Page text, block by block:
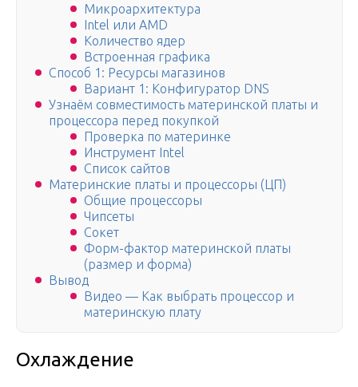
Микроархитектура
Intel или AMD
Количество ядер
Встроенная графика
Способ 1: Ресурсы магазинов
Вариант 1: Конфигуратор DNS
Узнаём совместимость материнской платы и
процессора перед покупкой
Проверка по материнке
Инструмент Intel
Список сайтов
Материнские платы и процессоры (ЦП)
Общие процессоры
Чипсеты
Сокет
Форм-фактор материнской платы
(размер и форма)
Вывод
Видео — Как выбрать процессор и
материнскую плату
Охлаждение